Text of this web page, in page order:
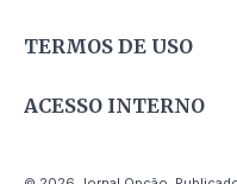
TERMOS DE USO
ACESSO INTERNO